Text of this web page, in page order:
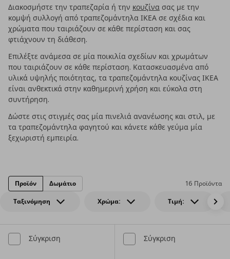
Διακοσμήστε την τραπεζαρία ή την κουζίνα σας με την
κομψή συλλογή από τραπεζομάντηλα ΙΚΕΑ σε σχέδια και
χρώματα που ταιριάζουν σε κάθε περίσταση και σας
φτιάχνουν τη διάθεση.
Επιλέξτε ανάμεσα σε μία ποικιλία σχεδίων και χρωμάτων
που ταιριάζουν σε κάθε περίσταση. Κατασκευασμένα από
υλικά υψηλής ποιότητας, τα τραπεζομάντηλα κουζίνας ΙΚΕΑ
είναι ανθεκτικά στην καθημερινή χρήση και εύκολα στη
συντήρηση.
Δώστε στις στιγμές σας μία πινελιά ανανέωσης και στιλ, με
τα τραπεζομάντηλα φαγητού και κάνετε κάθε γεύμα μία
ξεχωριστή εμπειρία.
Ταξινόμηση Χρώμα: Τιμή:
16 Προϊόντα
Προϊόν Δωμάτιο
Σύγκριση Σύγκριση